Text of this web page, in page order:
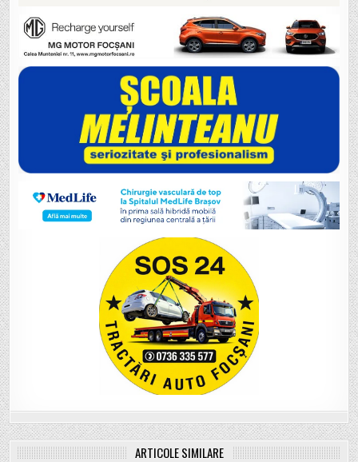
ARTICOLE SIMILARE